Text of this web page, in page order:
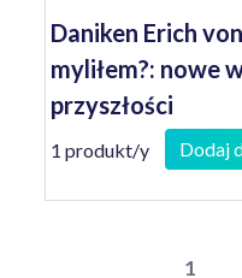
Daniken Erich
myliłem?: nowe
przyszłości
1 produkt/y Dodaj
1